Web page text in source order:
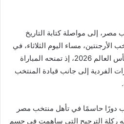
إلى مواصلة كتابة التاريخ
الأرجنتين، مساء اليوم الثلاثاء، في
مواجهة دور الـ16 من بطولة كأس العالم 2026، إذ تمنحه المباراة
الفردية إلى جانب قيادة المنتخب
دورًا حاسمًا في تأهل منتخب مصر
ركلة الترجيح التي ساهمت في حسم